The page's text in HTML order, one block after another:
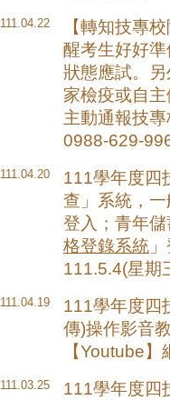
111.04.22
【轉知技專
醒考生好好
狀態應試。
家檢疫或自
主動通報技
0988-629-
111.04.20
111學年度四
查」系統，
登入；青年
格登錄系統
111.5.4(星
111.04.19
111學年度四
傳)操作影音
【Youtube
111.03.25
111學年度四